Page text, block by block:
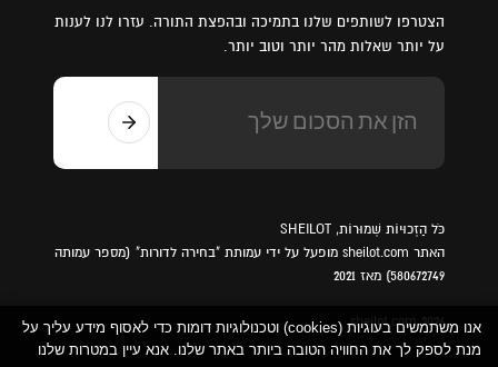
הצטרפו לשותפים שלנו בתמיכה ובהפצת התורה. עזרו לנו לענות
על יותר שאלות מהר יותר וטוב יותר.
כֹּל הַזְכוּיוֹת שְׁמוּרוֹת, SHEILOT
האתר sheilot.com מופעל על ידי עמותת "בחירה לדורות" (מספר עמותה
580672749) מאז 2021
sheilot.com 2026
אנו משתמשים בעוגיות (cookies) וטכנולוגיות דומות כדי לאסוף מידע עליך על
מנת לספק לך את החוויה הטובה ביותר באתר שלנו. אנא עיין במטרות שלנו